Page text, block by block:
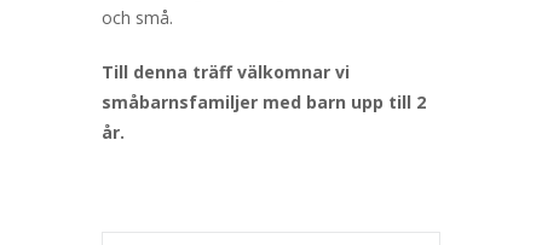
och små.
Till denna träff välkomnar vi
småbarnsfamiljer med barn upp till 2
år.